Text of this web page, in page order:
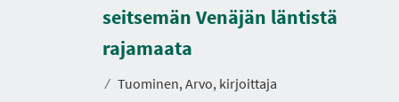
seitsemän Venäjän läntistä
rajamaata
⁄ Tuominen, Arvo, kirjoittaja
D
u
r
a
i